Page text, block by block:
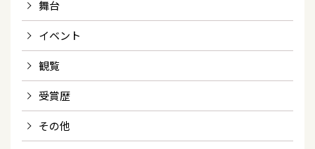
舞台
イベント
観覧
受賞歴
その他